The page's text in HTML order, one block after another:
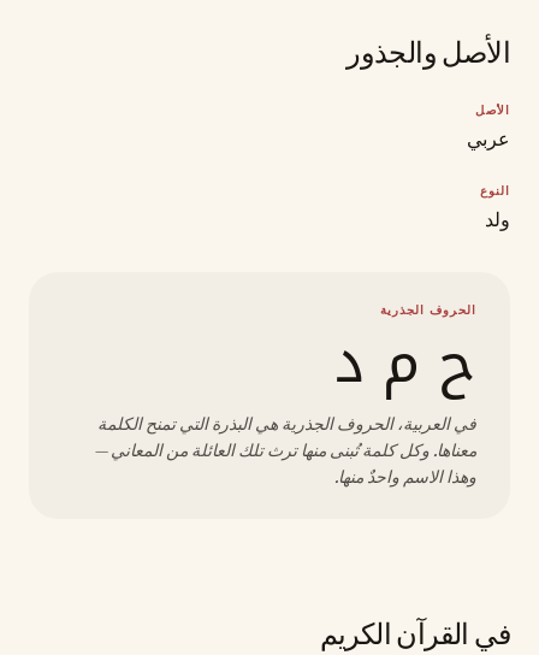
الأصل والجذور
الأصل
عربي
النوع
ولد
الحروف الجذرية
ح م د
في العربية، الحروف الجذرية هي البذرة التي تمنح الكلمة
معناها. وكل كلمة تُبنى منها ترث تلك العائلة من المعاني —
وهذا الاسم واحدٌ منها.
في القرآن الكريم